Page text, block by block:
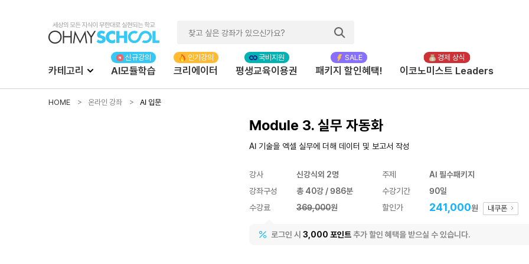
카테고리 AI모듈학습 크리에이터 평생교육이용권 패키지 할인혜택! 이코노미스트 Leaders
HOME 온라인 강좌 AI 입문
Module 3. 실무 자동화
AI 기술을 엑셀 실무에 더해 데이터 및 보고서 작성
강사 신강식외 2명 주제
AI 필수패키지
강좌구성
총 40강 / 986분 수강기간
90일
수강료
369,000원 할인가 241,000원 내쿠폰
로그인 시 3,000 포인트추가 할인 혜택을 받으실 수 있습니다.